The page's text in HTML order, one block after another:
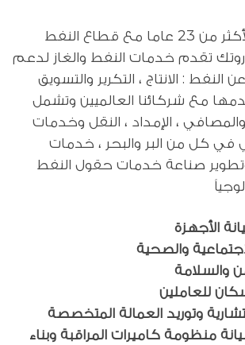
من خلال خبرتنا لأكثر من 23 عاما مع قطاع النفط
تقدم خدمات النفط والغاز لدعم
: الانتاج ، التكرير والتسويق
مع شركائنا العالميين وتشمل
والمصافي ، الإمداد ، النقل وخدمات
في كل من البر والبحر ، خدمات
وتطوير صناعة خدمات حقول النفط
الأجهزة
والصحية
والسلامة
للعاملين
وتوريد العمالة المتخصصة
منظومة كاميرات المراقبة وبناء